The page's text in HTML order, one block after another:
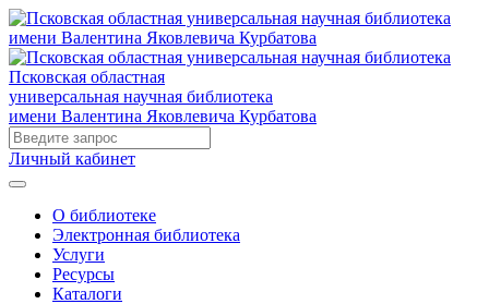
Псковская областная
универсальная научная библиотека
имени Валентина Яковлевича Курбатова
Личный кабинет
О библиотеке
Электронная библиотека
Услуги
Ресурсы
Каталоги